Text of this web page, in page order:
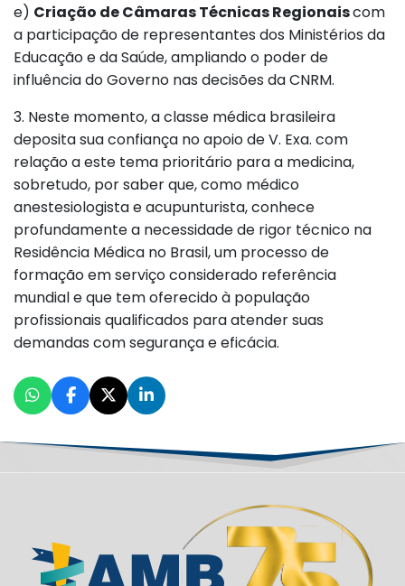
e) Criação de Câmaras Técnicas Regionaiscom
a participação de representantes dos Ministérios da
Educação e da Saúde, ampliando o poder de
influência do Governo nas decisões da CNRM.
3. Neste momento, a classe médica brasileira
deposita sua confiança no apoio de V. Exa. com
relação a este tema prioritário para a medicina,
sobretudo, por saber que, como médico
anestesiologista e acupunturista, conhece
profundamente a necessidade de rigor técnico na
Residência Médica no Brasil, um processo de
formação em serviço considerado referência
mundial e que tem oferecido à população
profissionais qualificados para atender suas
demandas com segurança e eficácia.